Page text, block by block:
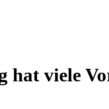
hat viele